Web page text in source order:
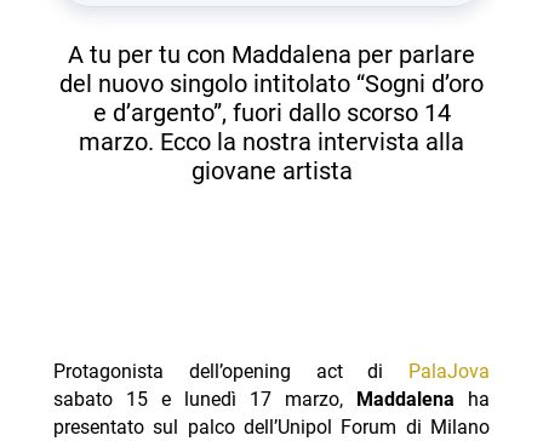
A tu per tu con Maddalena per parlare
del nuovo singolo intitolato “Sogni d’oro
e d’argento”, fuori dallo scorso 14
marzo. Ecco la nostra intervista alla
giovane artista
Protagonista dell’opening act di PalaJova
sabato 15 e lunedì 17 marzo,
Maddalena ha
presentato sul palco dell’Unipol Forum di Milano